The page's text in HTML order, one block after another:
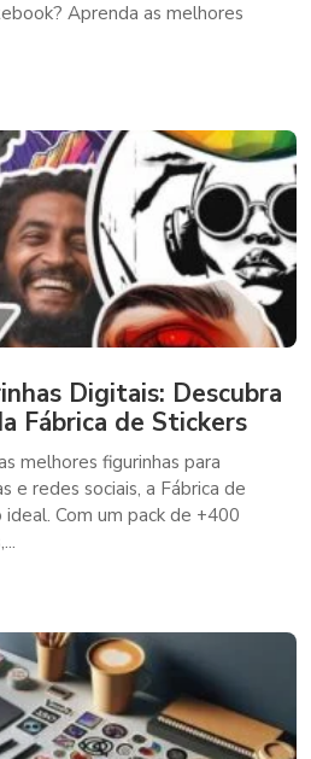
Aprenda as melhores
Digitais: Descubra
Fábrica de Stickers
melhores figurinhas para
e redes sociais, a Fábrica de
Com um pack de +400